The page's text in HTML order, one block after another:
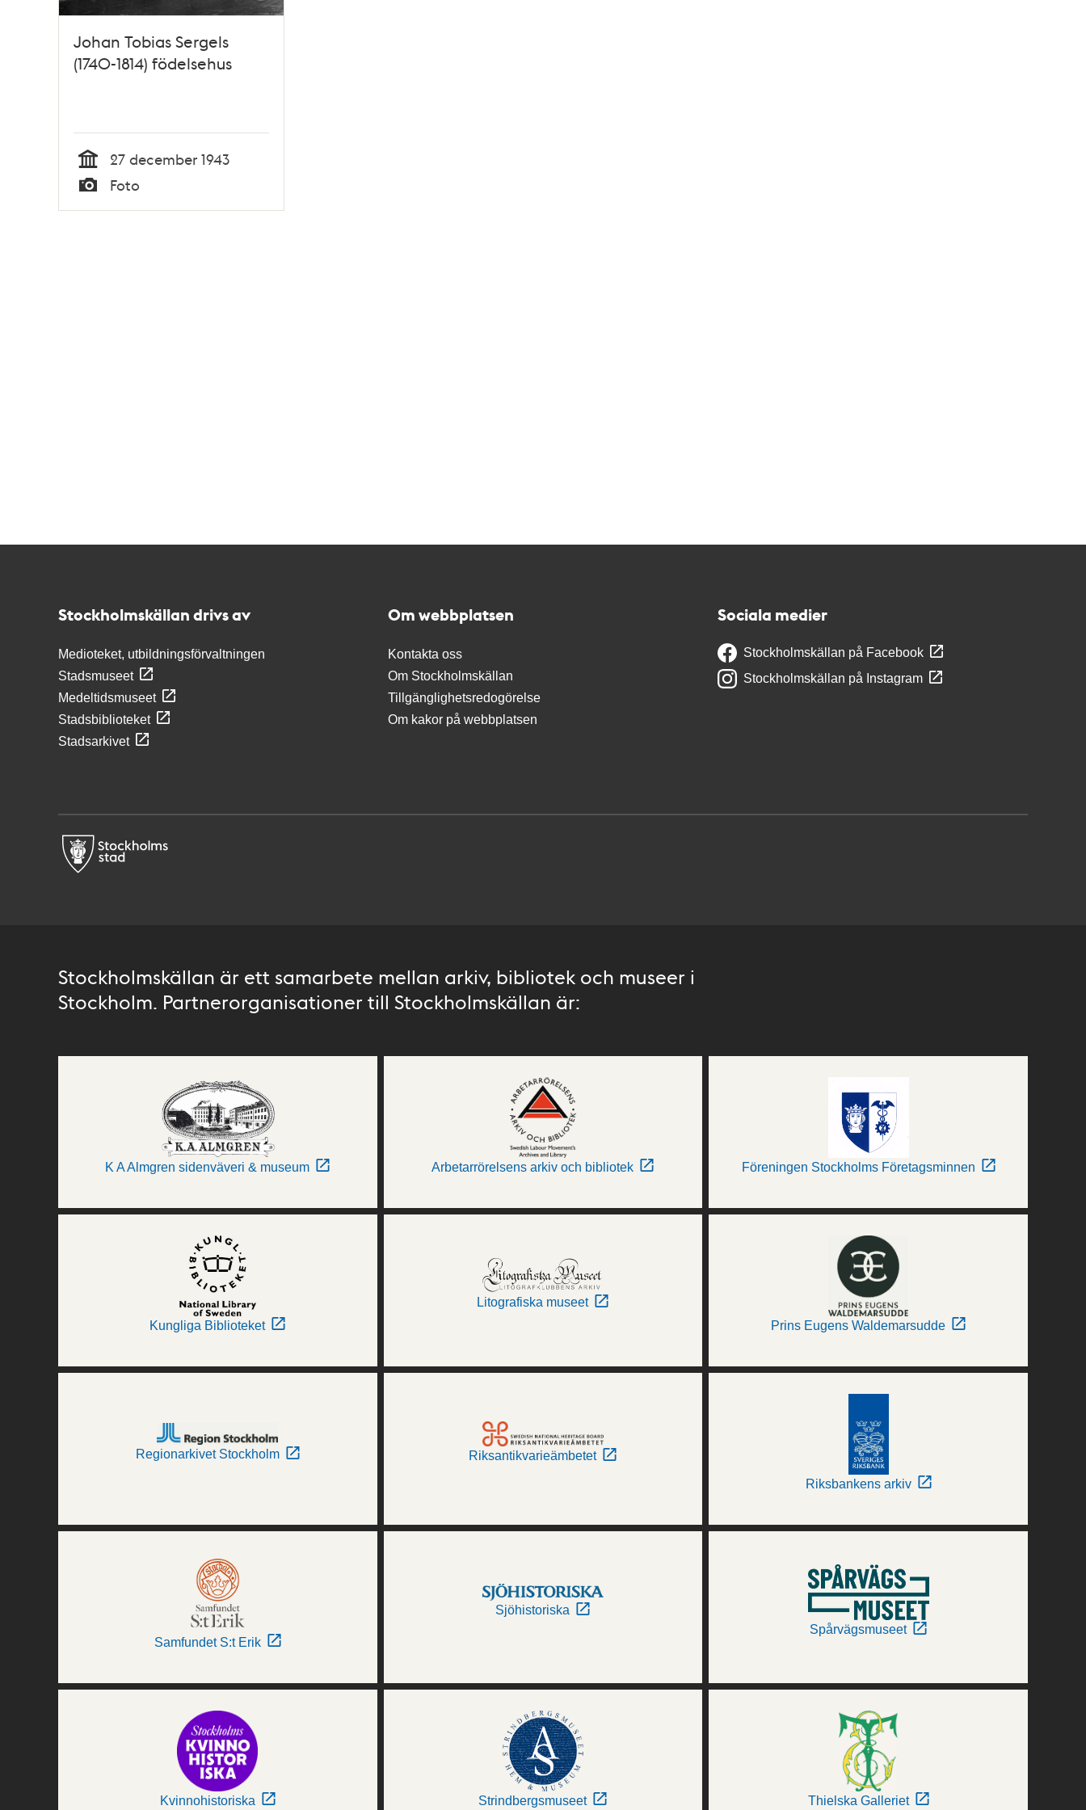
Johan Tobias Sergels
(1740-1814) födelsehus
Tid
27 december 1943
Typ
Foto
Stockholmskällan drivs av
Medioteket, utbildningsförvaltningen
Stadsmuseet
Medeltidsmuseet
Stadsbiblioteket
Stadsarkivet
Om webbplatsen
Kontakta oss
Om Stockholmskällan
Tillgänglighetsredogörelse
Om kakor på webbplatsen
Sociala medier
Stockholmskällan på Facebook
Stockholmskällan på Instagram
Stockholmskällan är ett samarbete mellan arkiv, bibliotek och museer i
Stockholm. Partnerorganisationer till Stockholmskällan är:
K A Almgren sidenväveri & museum Arbetarrörelsens arkiv och bibliotek Föreningen Stockholms Företagsminnen
Kungliga Biblioteket
Litografiska museet
Prins Eugens Waldemarsudde
Regionarkivet Stockholm Riksantikvarieämbetet
Riksbankens arkiv
Samfundet S:t Erik
Sjöhistoriska
Spårvägsmuseet
Kvinnohistoriska Strindbergsmuseet Thielska Galleriet